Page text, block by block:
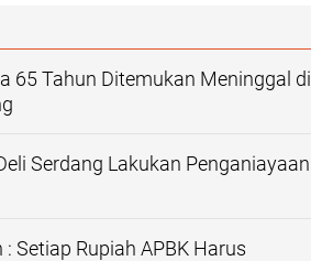
65 Tahun Ditemukan Meninggal di
Serdang Lakukan Penganiayaan
Setiap Rupiah APBK Harus